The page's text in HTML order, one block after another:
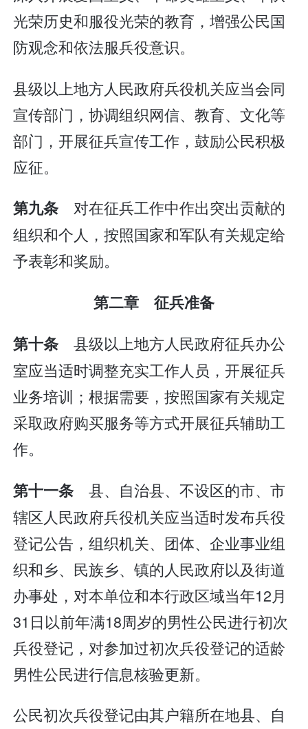
光荣历史和服役光荣的教育，增强公民国
防观念和依法服兵役意识。
县级以上地方人民政府兵役机关应当会同
宣传部门，协调组织网信、教育、文化等
部门，开展征兵宣传工作，鼓励公民积极
应征。
第九条 对在征兵工作中作出突出贡献的
组织和个人，按照国家和军队有关规定给
予表彰和奖励。
第二章 征兵准备
第十条 县级以上地方人民政府征兵办公
室应当适时调整充实工作人员，开展征兵
业务培训；根据需要，按照国家有关规定
采取政府购买服务等方式开展征兵辅助工
作。
第十一条 县、自治县、不设区的市、市
辖区人民政府兵役机关应当适时发布兵役
登记公告，组织机关、团体、企业事业组
织和乡、民族乡、镇的人民政府以及街道
办事处，对本单位和本行政区域当年12月
31日以前年满18周岁的男性公民进行初次
兵役登记，对参加过初次兵役登记的适龄
男性公民进行信息核验更新。
公民初次兵役登记由其户籍所在地县、自